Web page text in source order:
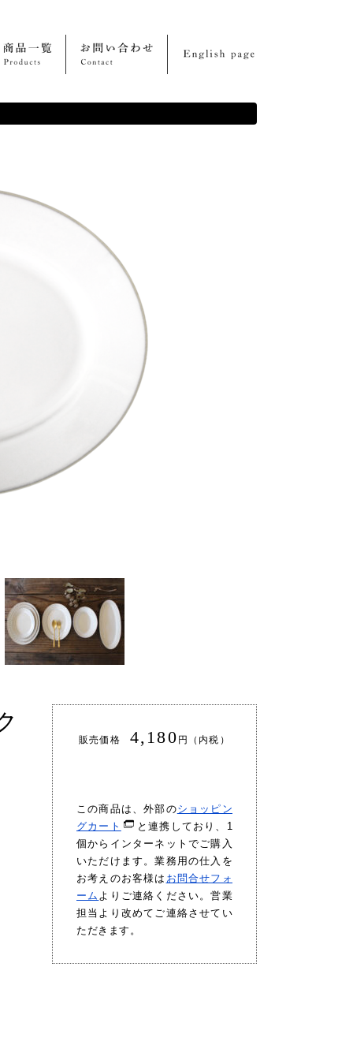
販売価格 4,180 円（内税）
この商品は、外部のショッピン
グカート
と連携しており、1
個からインターネットでご購入
いただけます。業務用の仕入を
お考えのお客様は お問合せフォ
ーム よりご連絡ください。営業
担当より改めてご連絡させてい
ただきます。